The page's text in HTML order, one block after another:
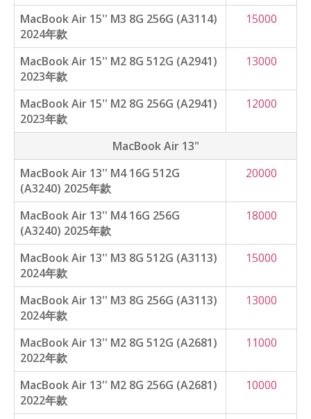
MacBook Air 15'' M3 8G 256G (A3114)
2024年款
15000
MacBook Air 15'' M2 8G 512G (A2941)
2023年款
13000
MacBook Air 15'' M2 8G 256G (A2941)
2023年款
12000
MacBook Air 13"
MacBook Air 13'' M4 16G 512G
(A3240) 2025年款
20000
MacBook Air 13'' M4 16G 256G
(A3240) 2025年款
18000
MacBook Air 13'' M3 8G 512G (A3113)
2024年款
15000
MacBook Air 13'' M3 8G 256G (A3113)
2024年款
13000
MacBook Air 13'' M2 8G 512G (A2681)
2022年款
11000
MacBook Air 13'' M2 8G 256G (A2681)
2022年款
10000